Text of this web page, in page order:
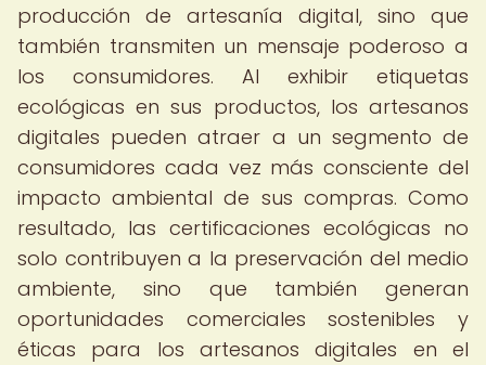
producción de artesanía digital, sino que
también transmiten un mensaje poderoso a
los consumidores. Al exhibir etiquetas
ecológicas en sus productos, los artesanos
digitales pueden atraer a un segmento de
consumidores cada vez más consciente del
impacto ambiental de sus compras. Como
resultado, las certificaciones ecológicas no
solo contribuyen a la preservación del medio
ambiente, sino que también generan
oportunidades comerciales sostenibles y
éticas para los artesanos digitales en el